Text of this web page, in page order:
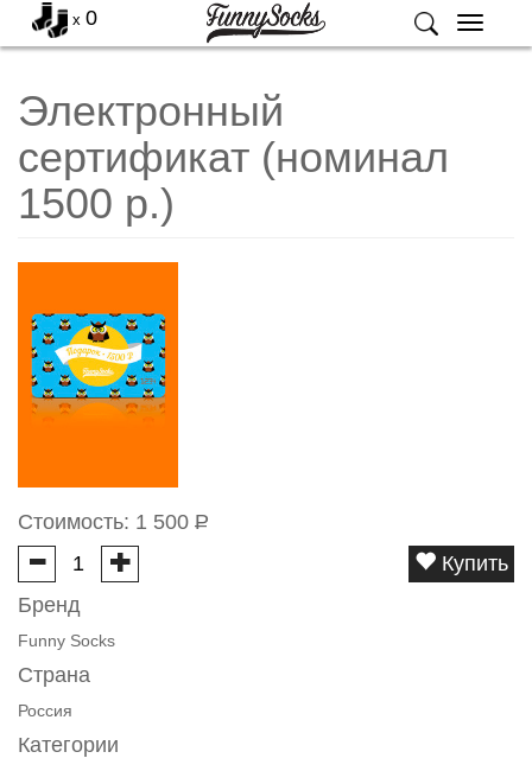
Меню
x 0
Электронный
сертификат (номинал
1500 р.)
Стоимость: 1 500 Р
Купить
Бренд
Funny Socks
Страна
Россия
Категории